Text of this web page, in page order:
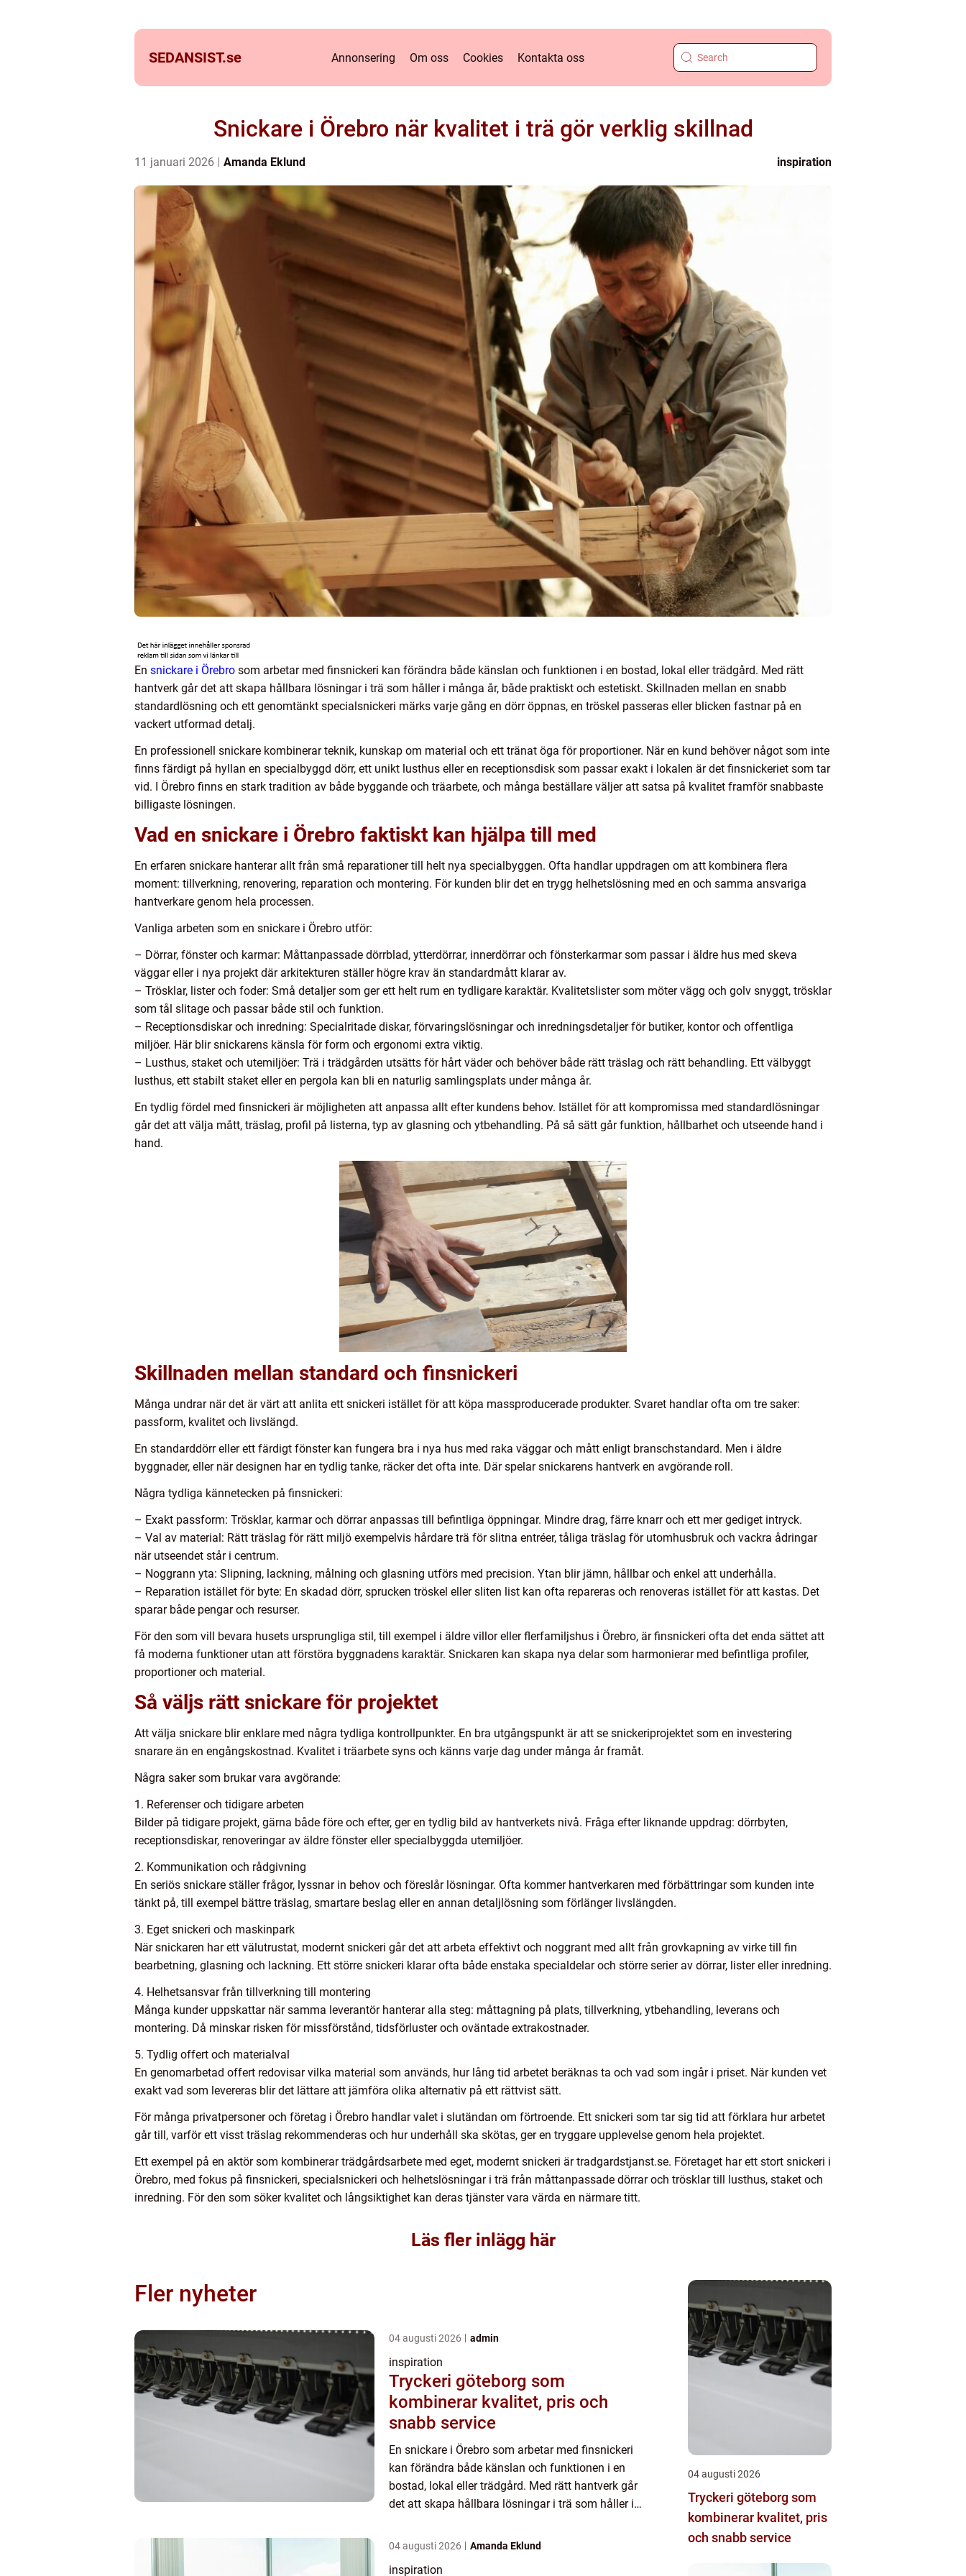
SEDANSIST.se Annonsering Om oss Cookies Kontakta oss
Snickare i Örebro när kvalitet i trä gör verklig skillnad
11 januari 2026 Amanda Eklund inspiration
En snickare i Örebro som arbetar med finsnickeri kan förändra både känslan och funktionen i en bostad, lokal eller trädgård. Med rätt
hantverk går det att skapa hållbara lösningar i trä som håller i många år, både praktiskt och estetiskt. Skillnaden mellan en snabb
standardlösning och ett genomtänkt specialsnickeri märks varje gång en dörr öppnas, en tröskel passeras eller blicken fastnar på en
vackert utformad detalj.
En professionell snickare kombinerar teknik, kunskap om material och ett tränat öga för proportioner. När en kund behöver något som inte
finns färdigt på hyllan en specialbyggd dörr, ett unikt lusthus eller en receptionsdisk som passar exakt i lokalen är det finsnickeriet som tar
vid. I Örebro finns en stark tradition av både byggande och träarbete, och många beställare väljer att satsa på kvalitet framför snabbaste
billigaste lösningen.
Vad en snickare i Örebro faktiskt kan hjälpa till med
En erfaren snickare hanterar allt från små reparationer till helt nya specialbyggen. Ofta handlar uppdragen om att kombinera flera
moment: tillverkning, renovering, reparation och montering. För kunden blir det en trygg helhetslösning med en och samma ansvariga
hantverkare genom hela processen.
Vanliga arbeten som en snickare i Örebro utför:
– Dörrar, fönster och karmar: Måttanpassade dörrblad, ytterdörrar, innerdörrar och fönsterkarmar som passar i äldre hus med skeva
väggar eller i nya projekt där arkitekturen ställer högre krav än standardmått klarar av.
– Trösklar, lister och foder: Små detaljer som ger ett helt rum en tydligare karaktär. Kvalitetslister som möter vägg och golv snyggt, trösklar
som tål slitage och passar både stil och funktion.
– Receptionsdiskar och inredning: Specialritade diskar, förvaringslösningar och inredningsdetaljer för butiker, kontor och offentliga
miljöer. Här blir snickarens känsla för form och ergonomi extra viktig.
– Lusthus, staket och utemiljöer: Trä i trädgården utsätts för hårt väder och behöver både rätt träslag och rätt behandling. Ett välbyggt
lusthus, ett stabilt staket eller en pergola kan bli en naturlig samlingsplats under många år.
En tydlig fördel med finsnickeri är möjligheten att anpassa allt efter kundens behov. Istället för att kompromissa med standardlösningar
går det att välja mått, träslag, profil på listerna, typ av glasning och ytbehandling. På så sätt går funktion, hållbarhet och utseende hand i
hand.
Skillnaden mellan standard och finsnickeri
Många undrar när det är värt att anlita ett snickeri istället för att köpa massproducerade produkter. Svaret handlar ofta om tre saker:
passform, kvalitet och livslängd.
En standarddörr eller ett färdigt fönster kan fungera bra i nya hus med raka väggar och mått enligt branschstandard. Men i äldre
byggnader, eller när designen har en tydlig tanke, räcker det ofta inte. Där spelar snickarens hantverk en avgörande roll.
Några tydliga kännetecken på finsnickeri:
– Exakt passform: Trösklar, karmar och dörrar anpassas till befintliga öppningar. Mindre drag, färre knarr och ett mer gediget intryck.
– Val av material: Rätt träslag för rätt miljö exempelvis hårdare trä för slitna entréer, tåliga träslag för utomhusbruk och vackra ådringar
när utseendet står i centrum.
– Noggrann yta: Slipning, lackning, målning och glasning utförs med precision. Ytan blir jämn, hållbar och enkel att underhålla.
– Reparation istället för byte: En skadad dörr, sprucken tröskel eller sliten list kan ofta repareras och renoveras istället för att kastas. Det
sparar både pengar och resurser.
För den som vill bevara husets ursprungliga stil, till exempel i äldre villor eller flerfamiljshus i Örebro, är finsnickeri ofta det enda sättet att
få moderna funktioner utan att förstöra byggnadens karaktär. Snickaren kan skapa nya delar som harmonierar med befintliga profiler,
proportioner och material.
Så väljs rätt snickare för projektet
Att välja snickare blir enklare med några tydliga kontrollpunkter. En bra utgångspunkt är att se snickeriprojektet som en investering
snarare än en engångskostnad. Kvalitet i träarbete syns och känns varje dag under många år framåt.
Några saker som brukar vara avgörande:
1. Referenser och tidigare arbeten
Bilder på tidigare projekt, gärna både före och efter, ger en tydlig bild av hantverkets nivå. Fråga efter liknande uppdrag: dörrbyten,
receptionsdiskar, renoveringar av äldre fönster eller specialbyggda utemiljöer.
2. Kommunikation och rådgivning
En seriös snickare ställer frågor, lyssnar in behov och föreslår lösningar. Ofta kommer hantverkaren med förbättringar som kunden inte
tänkt på, till exempel bättre träslag, smartare beslag eller en annan detaljlösning som förlänger livslängden.
3. Eget snickeri och maskinpark
När snickaren har ett välutrustat, modernt snickeri går det att arbeta effektivt och noggrant med allt från grovkapning av virke till fin
bearbetning, glasning och lackning. Ett större snickeri klarar ofta både enstaka specialdelar och större serier av dörrar, lister eller inredning.
4. Helhetsansvar från tillverkning till montering
Många kunder uppskattar när samma leverantör hanterar alla steg: måttagning på plats, tillverkning, ytbehandling, leverans och
montering. Då minskar risken för missförstånd, tidsförluster och oväntade extrakostnader.
5. Tydlig offert och materialval
En genomarbetad offert redovisar vilka material som används, hur lång tid arbetet beräknas ta och vad som ingår i priset. När kunden vet
exakt vad som levereras blir det lättare att jämföra olika alternativ på ett rättvist sätt.
För många privatpersoner och företag i Örebro handlar valet i slutändan om förtroende. Ett snickeri som tar sig tid att förklara hur arbetet
går till, varför ett visst träslag rekommenderas och hur underhåll ska skötas, ger en tryggare upplevelse genom hela projektet.
Ett exempel på en aktör som kombinerar trädgårdsarbete med eget, modernt snickeri är tradgardstjanst.se. Företaget har ett stort snickeri i
Örebro, med fokus på finsnickeri, specialsnickeri och helhetslösningar i trä från måttanpassade dörrar och trösklar till lusthus, staket och
inredning. För den som söker kvalitet och långsiktighet kan deras tjänster vara värda en närmare titt.
Läs fler inlägg här
Fler nyheter
04 augusti 2026 admin
inspiration
Tryckeri göteborg som
kombinerar kvalitet, pris och
snabb service
En snickare i Örebro som arbetar med finsnickeri
kan förändra både känslan och funktionen i en
bostad, lokal eller trädgård. Med rätt hantverk går
det att skapa hållbara lösningar i trä som håller i
...
04 augusti 2026 Amanda Eklund
inspiration
04 augusti 2026
Tryckeri göteborg som
kombinerar kvalitet, pris
och snabb service